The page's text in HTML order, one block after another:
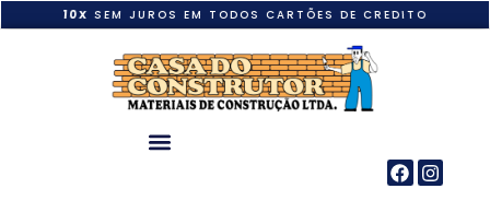
10X SEM JUROS EM TODOS CARTÕES DE CREDITO